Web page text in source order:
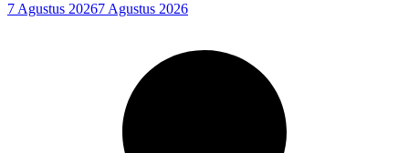
7 Agustus 20267 Agustus 2026